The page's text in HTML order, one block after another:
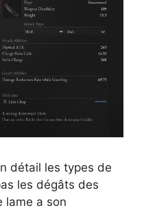
détail les types de
les dégâts des
lame a son